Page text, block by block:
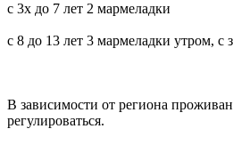
с 3х до 7 лет 2 мармеладки
с 8 до 13 лет 3 мармеладки утром, с
В зависимости от региона
регулироваться.